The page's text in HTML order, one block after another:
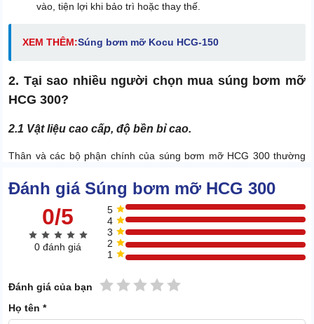
vào, tiện lợi khi bảo trì hoặc thay thế.
XEM THÊM:Súng bơm mỡ Kocu HCG-150
2. Tại sao nhiều người chọn mua súng bơm mỡ
HCG 300?
2.1 Vật liệu cao cấp, độ bền bỉ cao.
Thân và các bộ phận chính của súng bơm mỡ HCG 300 thường
kim nhôm.
Đánh giá Súng bơm mỡ HCG 300
0/5
0 đánh giá
5
4
3
2
1
Đánh giá của bạn 5 sao
4 sao
3 sao
2 sao
1 sao
Họ tên *